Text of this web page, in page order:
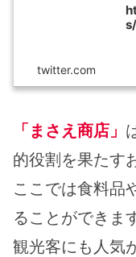
twitter.com
「まさえ商店」
的役割を果たす
ここでは食料品
ることができま
観光客にも人気